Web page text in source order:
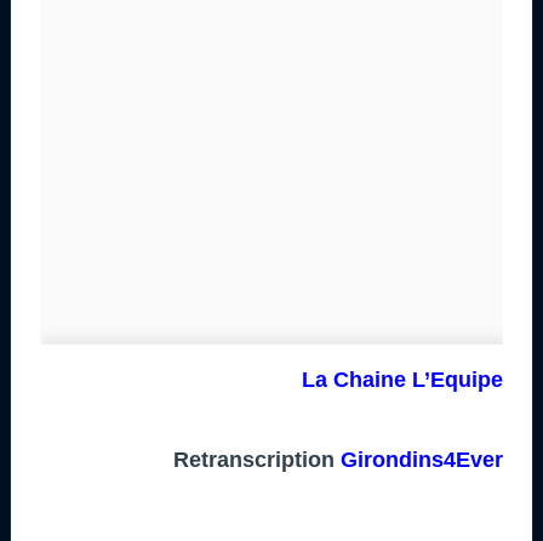
La Chaine L’Equipe
Retranscription Girondins4Ever